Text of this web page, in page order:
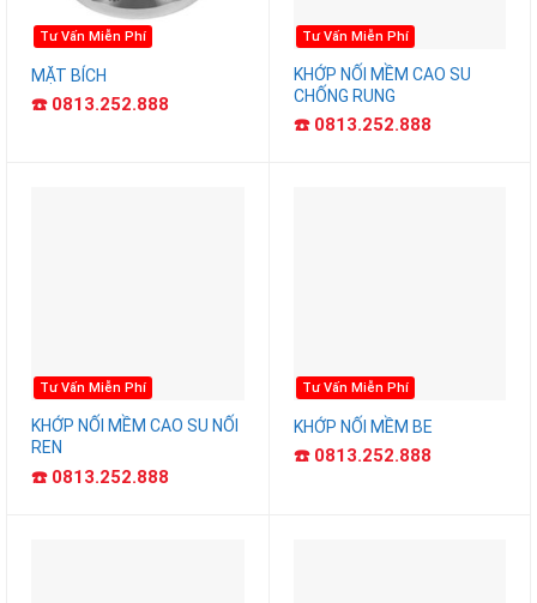
Tư Vấn Miễn Phí
MẶT BÍCH
☎️ 0813.252.888
Tư Vấn Miễn Phí
KHỚP NỐI MỀM CAO SU
CHỐNG RUNG
☎️ 0813.252.888
Tư Vấn Miễn Phí
KHỚP NỐI MỀM CAO SU NỐI
REN
☎️ 0813.252.888
Tư Vấn Miễn Phí
KHỚP NỐI MỀM BE
☎️ 0813.252.888